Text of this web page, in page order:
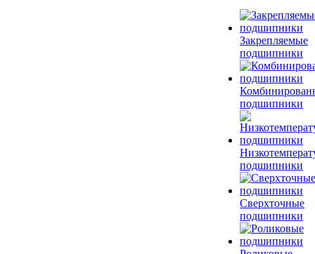
Закрепляемые
подшипники
подшипники
подшипники
Сверхточные
подшипники